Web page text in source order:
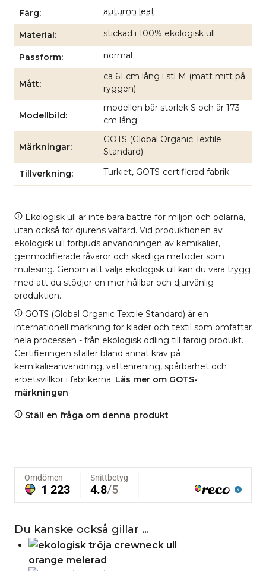
Färg autumn leaf
Material stickad i 100% ekologisk ull
Passform normal
Mått
ca 61 cm lång i stl M (mätt mitt på
ryggen)
Modellbild
modellen bär storlek S och är 173
cm lång
Märkningar
GOTS (Global Organic Textile
Standard)
Tillverkning Turkiet, GOTS-certifierad fabrik
Ekologisk ull är inte bara bättre för miljön och odlarna,
utan också för djurens välfärd. Vid produktionen av
ekologisk ull förbjuds användningen av kemikalier,
genmodifierade råvaror och skadliga metoder som
mulesing. Genom att välja ekologisk ull kan du vara trygg
med att du stödjer en mer hållbar och djurvänlig
produktion.
GOTS (Global Organic Textile Standard) är en
internationell märkning för kläder och textil som omfattar
hela processen - från ekologisk odling till färdig produkt.
Certifieringen ställer bland annat krav på
kemikalieanvändning, vattenrening, spårbarhet och
arbetsvillkor i fabrikerna. Läs mer om GOTS-
märkningen.
Ställ en fråga om denna produkt
Du kanske också gillar …